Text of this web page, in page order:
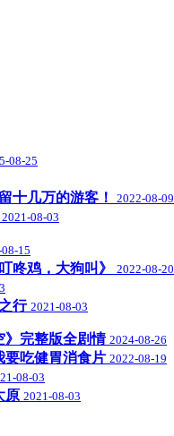
08-25
十几万的游客！ 2022-08-09
2021-08-03
15
咚鸡，大狗叫》 2022-08-20
行 2021-08-03
》完整版全剧情 2024-08-26
要吃健胃消食片 2022-08-19
08-03
原 2021-08-03